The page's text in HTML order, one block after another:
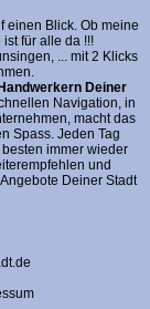
einen Blick. Ob meine
für alle da !!!
... mit 2 Klicks
Deiner
Navigation, in
macht das
Spass. Jeden Tag
immer wieder
und
Deiner Stadt